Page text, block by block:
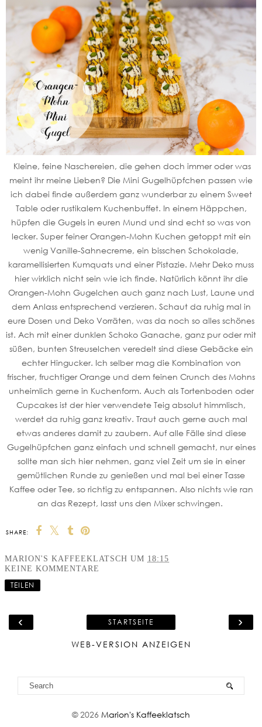
Kleine, feine Naschereien, die gehen doch immer oder was
meint ihr meine Lieben? Die Mini Gugelhüpfchen passen wie
ich dabei finde außerdem ganz wunderbar zu einem Sweet
Table oder rustikalem Kuchenbuffet. In einem Häppchen,
hüpfen die Gugels in euren Mund und sind echt so was von
lecker. Super feiner Orangen-Mohn Kuchen getoppt mit ein
wenig Vanille-Sahnecreme, ein bisschen Schokolade,
karamellisierten Kumquats und einer Pistazie. Mehr Deko muss
hier wirklich nicht sein wie ich finde. Natürlich könnt ihr die
Orangen-Mohn Gugelchen auch ganz nach Lust, Laune und
dem Anlass entsprechend verzieren. Schaut da ruhig mal in
eure Dosen und Deko Vorräten, was da noch so alles schönes
ist. Ach mit einer dunklen Schoko Ganache, ganz pur oder mit
süßen, bunten Streuselchen veredelt sind diese Gebäcke ein
echter Hingucker. Ich selber mag die Kombination von
frischer, fruchtiger Orange und dem feinen Crunch des Mohns
unheimlich gerne in Kuchenform. Auch als Tortenboden oder
Cupcakes ist der hier verwendete Teig absolut himmlisch,
werdet da ruhig ganz kreativ. Traut auch gerne auch mal
etwas anderes damit zu zaubern. Auf alle Fälle sind diese
Gugelhüpfchen ganz einfach und schnell gemacht, nur eines
sollte man sich hier nehmen, ganz viel Zeit um sie in einer
gemütlichen Runde zu genießen und mal bei einer Tasse
Kaffee oder Tee, so richtig zu entspannen. Also nichts wie ran
an das Rezept, lasst uns den Mixer schwingen.
SHARE:
MARION'S KAFFEEKLATSCH UM 18:15
KEINE KOMMENTARE
TEILEN
‹ ›
STARTSEITE
WEB-VERSION ANZEIGEN
©2026 Marion's Kaffeeklatsch